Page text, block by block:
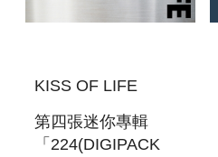
KISS OF LIFE
第四張迷你專輯
「224(DIGIPACK